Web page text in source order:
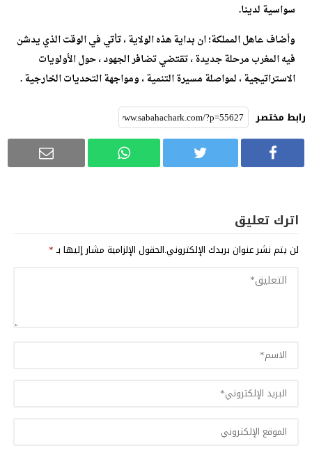
سواسية لدينا.
وأضاف عاهل المملكة؛ ان بداية هذه الولاية ، تأتي في الوقت الذي يدشن
فيه المغرب مرحلة جديدة ، تقتضي تضافر الجهود ، حول الأولويات
الاستراتيجية ، لمواصلة مسيرة التنمية ، ومواجهة التحديات الخارجية .
رابط مختصر
اترك تعليق
لن يتم نشر عنوان بريدك الإلكتروني.الحقول الإلزامية مشار إليها بـ*